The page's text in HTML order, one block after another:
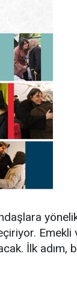
Emekli
İlk adım,